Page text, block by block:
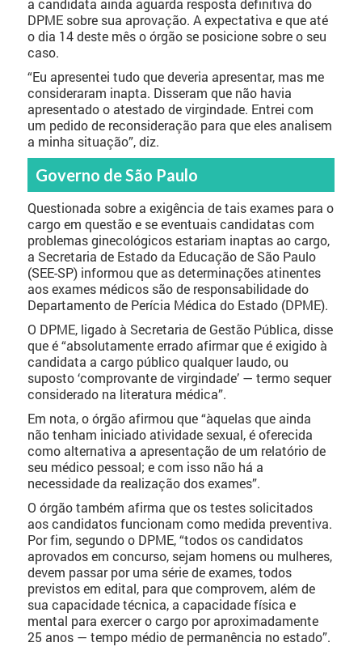
a candidata ainda aguarda resposta definitiva do
DPME sobre sua aprovação. A expectativa e que até
o dia 14 deste mês o órgão se posicione sobre o seu
caso.
“Eu apresentei tudo que deveria apresentar, mas me
consideraram inapta. Disseram que não havia
apresentado o atestado de virgindade. Entrei com
um pedido de reconsideração para que eles analisem
a minha situação”, diz.
Governo de São Paulo
Questionada sobre a exigência de tais exames para o
cargo em questão e se eventuais candidatas com
problemas ginecológicos estariam inaptas ao cargo,
a Secretaria de Estado da Educação de São Paulo
(SEE-SP) informou que as determinações atinentes
aos exames médicos são de responsabilidade do
Departamento de Perícia Médica do Estado (DPME).
O DPME, ligado à Secretaria de Gestão Pública, disse
que é “absolutamente errado afirmar que é exigido à
candidata a cargo público qualquer laudo, ou
suposto ‘comprovante de virgindade’ — termo sequer
considerado na literatura médica”.
Em nota, o órgão afirmou que “àquelas que ainda
não tenham iniciado atividade sexual, é oferecida
como alternativa a apresentação de um relatório de
seu médico pessoal; e com isso não há a
necessidade da realização dos exames”.
O órgão também afirma que os testes solicitados
aos candidatos funcionam como medida preventiva.
Por fim, segundo o DPME, “todos os candidatos
aprovados em concurso, sejam homens ou mulheres,
devem passar por uma série de exames, todos
previstos em edital, para que comprovem, além de
sua capacidade técnica, a capacidade física e
mental para exercer o cargo por aproximadamente
25 anos — tempo médio de permanência no estado”.